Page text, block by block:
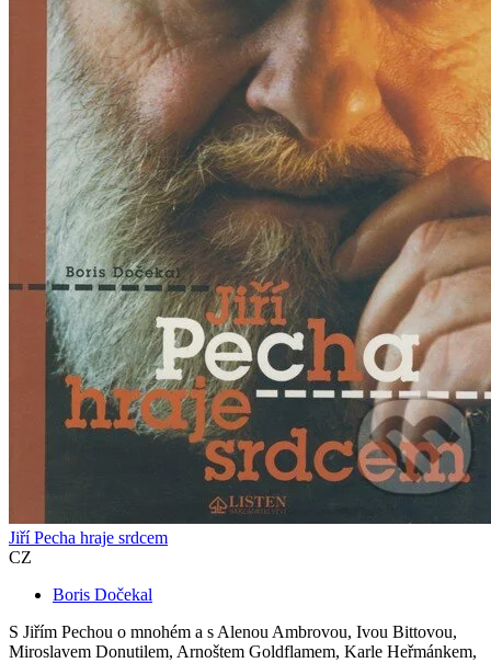
Jiří Pecha hraje srdcem
CZ
Boris Dočekal
S Jiřím Pechou o mnohém a s Alenou Ambrovou, Ivou Bittovou,
Miroslavem Donutilem, Arnoštem Goldflamem, Karle Heřmánkem,